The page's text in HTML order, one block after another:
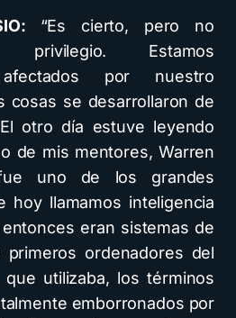
“Es cierto, pero no
Estamos
afectados por nuestro
cosas se desarrollaron de
otro día estuve leyendo
de mis mentores, Warren
uno de los grandes
hoy llamamos inteligencia
eran sistemas de
primeros ordenadores del
utilizaba, los términos
emborronados por